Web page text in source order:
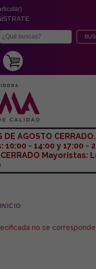
DE AGOSTO
10:00 - 14:00 y 17:00 -
Mayoristas:
INICIO
no se